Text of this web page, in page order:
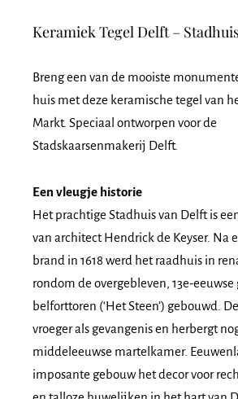
Keramiek Tegel Delft –
Breng een van de mooiste
huis met deze keramische tegel van
Markt. Speciaal ontworpen voor de
Stadskaarsenmakerij Delft.
Een vleugje historie
Het prachtige Stadhuis van Delft is
van architect Hendrick de Keyser. Na
brand in 1618 werd het raadhuis in
rondom de overgebleven, 13e-eeuwse
belforttoren (‘Het Steen’) gebouwd.
vroeger als gevangenis en herbergt
middeleeuwse martelkamer.
imposante gebouw het decor voor